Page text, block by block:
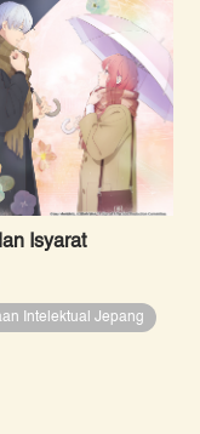
Isyarat
Intelektual Jepang